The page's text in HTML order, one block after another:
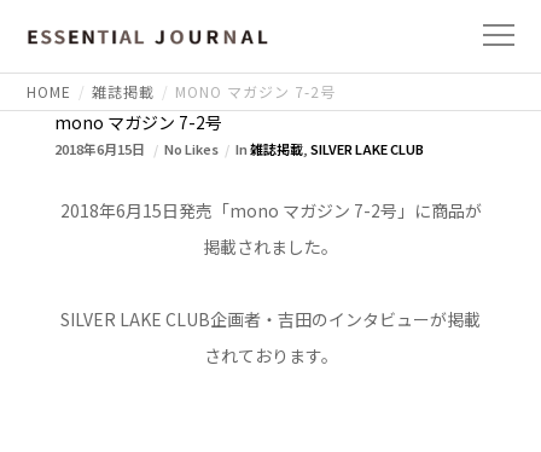
HOME 雑誌掲載 MONO マガジン 7-2号
mono マガジン 7-2号
2018年6月15日 No Likes In雑誌掲載, SILVER LAKE CLUB
2018年6月15日発売「mono マガジン 7-2号」に商品が
掲載されました。
SILVER LAKE CLUB企画者・吉田のインタビューが掲載
されております。